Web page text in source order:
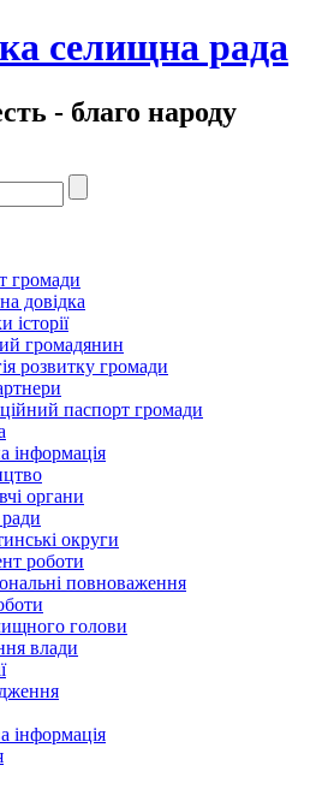
селищна рада
- благо народу
громади
довідка
історії
громадянин
розвитку громади
паспорт громади
інформація
органи
округи
роботи
повноваження
голови
влади
інформація